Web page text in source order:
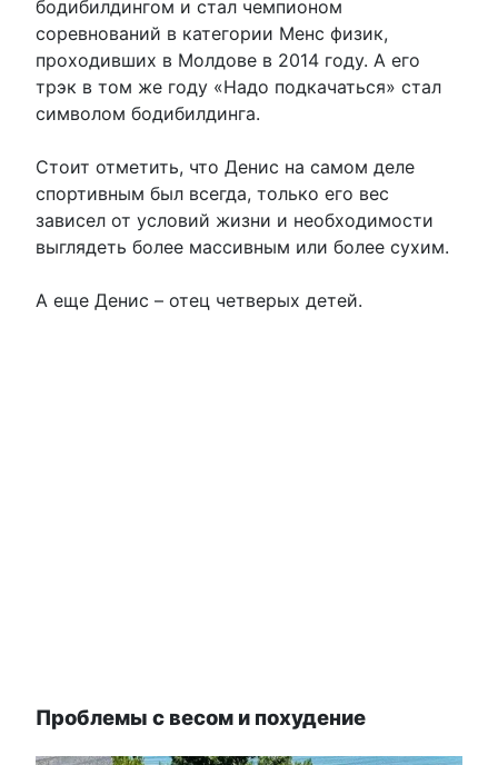
бодибилдингом и стал чемпионом
соревнований в категории Менс физик,
проходивших в Молдове в 2014 году. А его
трэк в том же году «Надо подкачаться» стал
символом бодибилдинга.
Стоит отметить, что Денис на самом деле
спортивным был всегда, только его вес
зависел от условий жизни и необходимости
выглядеть более массивным или более сухим.
А еще Денис – отец четверых детей.
Проблемы с весом и похудение